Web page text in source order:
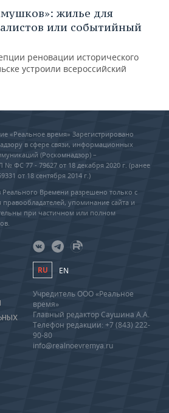
жилье для
или событийный
реновации исторического
устроили всероссийский
«Реальное время» Зарегистрировано
в сфере связи, информационных
(Роскомнадзор) –
ФС 77 - 79627 от 18 декабря 2020 г. (ранее
от 18 сентября 2014 г.)
Реального Времени разрешено только с
правообладателей, упоминание сайта и
при частичном или полном
RU EN
Учредитель ООО «Реальное
время»
Главный редактор Саушина А.А.
Телефон редакции: +7 (843) 222-
90-80
info@realnoevremya.ru